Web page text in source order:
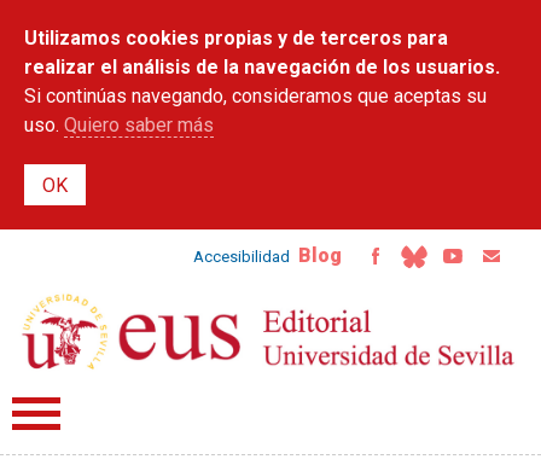
contenido
principal
Utilizamos cookies propias y de terceros para
realizar el análisis de la navegación de los usuarios.
Si continúas navegando, consideramos que aceptas su
uso. Quiero saber más
Accesibilidad Blog